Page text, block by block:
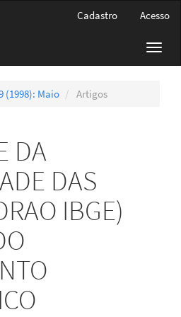
Cadastro Acesso
(1998): Maio Artigos
DA
DAS
IBGE)